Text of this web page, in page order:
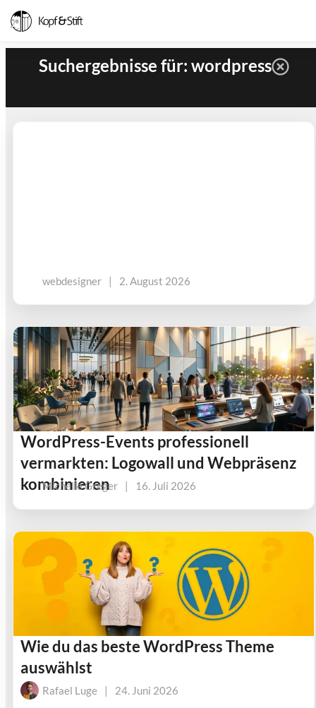
Suchergebnisse für: wordpress
webdesigner | 2. August 2026
WordPress-Events professionell
vermarkten: Logowall und Webpräsenz
kombinieren
Michelle Greger | 16. Juli 2026
Wie du das beste WordPress Theme
auswählst
Rafael Luge | 24. Juni 2026